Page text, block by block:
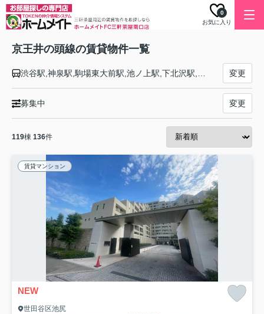
お気に入り
0
京王井の頭線の賃貸物件一覧
変更
募集中 変更
119棟 136件
賃貸マンション
NEW
世田谷区池尻